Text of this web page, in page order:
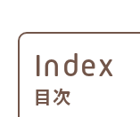
Index
目次